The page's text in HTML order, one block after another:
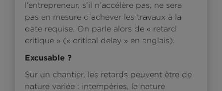
l’entrepreneur, s’il n’accélère pas, ne sera
pas en mesure d’achever les travaux à la
date requise. On parle alors de « retard
critique » (« critical delay » en anglais).
Excusable ?
Sur un chantier, les retards peuvent être de
nature variée : intempéries, la nature